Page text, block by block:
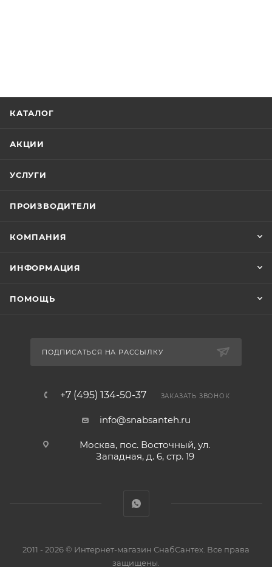
КАТАЛОГ
АКЦИИ
УСЛУГИ
ПРОИЗВОДИТЕЛИ
КОМПАНИЯ
ИНФОРМАЦИЯ
ПОМОЩЬ
ПОДПИСАТЬСЯ НА РАССЫЛКУ
+7 (495) 134-50-37 ЗАКАЗАТЬ ЗВОНОК
info@snabsanteh.ru
Москва, пос. Восточный, ул.
Западная, д. 6, стр. 19
2011 - 2026 © Интернет-магазин СнабСантех. Все права
защищены.